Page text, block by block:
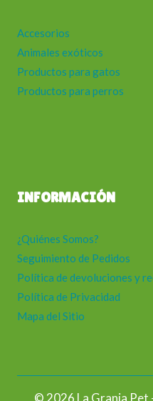
Accesorios
Animales exóticos
Productos para gatos
Productos para perros
INFORMACIÓN
¿Quiénes Somos?
Seguimiento de Pedidos
Política de devoluciones y
Política de Privacidad
Mapa del Sitio
© 2026 La Granja